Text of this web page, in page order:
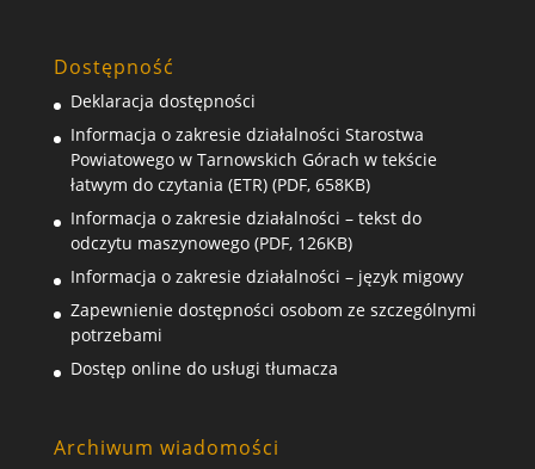
Dostępność
Deklaracja dostępności
Informacja o zakresie działalności Starostwa
Powiatowego w Tarnowskich Górach w tekście
łatwym do czytania (ETR) (PDF, 658KB)
Informacja o zakresie działalności – tekst do
odczytu maszynowego (PDF, 126KB)
Informacja o zakresie działalności – język migowy
Zapewnienie dostępności osobom ze szczególnymi
potrzebami
Dostęp online do usługi tłumacza
Archiwum wiadomości